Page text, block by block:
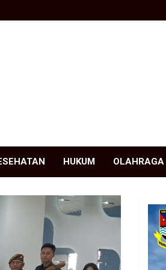
HUKUM OLAHRAGA